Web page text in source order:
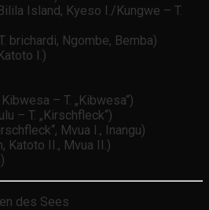
Island, Kyeso I./Kungwe – T.
brichardi, Ngombe, Bemba)
I.)
– T. „Kibwesa“)
– T. „Kirschfleck“)
Mvua I., Inangu)
Katoto II., Mvua II.)
des Sees